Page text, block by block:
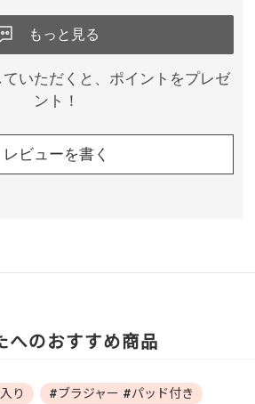
もっと見る
いただくと、ポイントをプレゼ
ント！
レビューを書く
へのおすすめ商品
り
#ブラジャー #パッド付き